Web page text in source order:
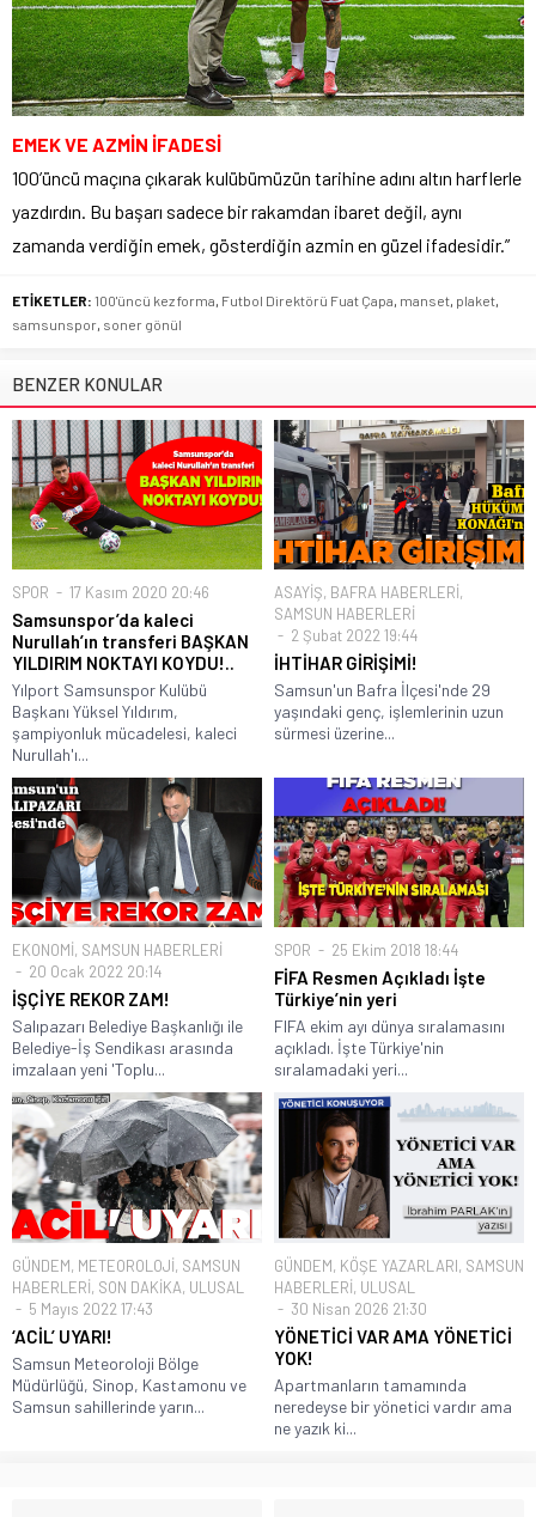
EMEK VE AZMİN İFADESİ
100’üncü maçına çıkarak kulübümüzün tarihine adını altın harflerle
yazdırdın. Bu başarı sadece bir rakamdan ibaret değil, aynı
zamanda verdiğin emek, gösterdiğin azmin en güzel ifadesidir.”
ETİKETLER: 100'üncü kez forma Futbol Direktörü Fuat Çapa manset plaket
samsunspor soner gönül
BENZER KONULAR
SPOR 17 Kasım 2020 20:46
Samsunspor’da kaleci
Nurullah’ın transferi BAŞKAN
YILDIRIM NOKTAYI KOYDU!..
Yılport Samsunspor Kulübü
Başkanı Yüksel Yıldırım,
şampiyonluk mücadelesi, kaleci
Nurullah'ı...
ASAYİŞ, BAFRA HABERLERİ,
SAMSUN HABERLERİ
2 Şubat 2022 19:44
İHTİHAR GİRİŞİMİ!
Samsun'un Bafra İlçesi'nde 29
yaşındaki genç, işlemlerinin uzun
sürmesi üzerine...
EKONOMİ, SAMSUN HABERLERİ
20 Ocak 2022 20:14
İŞÇİYE REKOR ZAM!
Salıpazarı Belediye Başkanlığı ile
Belediye-İş Sendikası arasında
imzalaan yeni 'Toplu...
SPOR 25 Ekim 2018 18:44
FİFA Resmen Açıkladı İşte
Türkiye’nin yeri
FIFA ekim ayı dünya sıralamasını
açıkladı. İşte Türkiye'nin
sıralamadaki yeri...
GÜNDEM, METEOROLOJİ, SAMSUN
HABERLERİ, SON DAKİKA, ULUSAL
5 Mayıs 2022 17:43
‘ACİL’ UYARI!
Samsun Meteoroloji Bölge
Müdürlüğü, Sinop, Kastamonu ve
Samsun sahillerinde yarın...
GÜNDEM, KÖŞE YAZARLARI, SAMSUN
HABERLERİ, ULUSAL
30 Nisan 2026 21:30
YÖNETİCİ VAR AMA YÖNETİCİ
YOK!
Apartmanların tamamında
neredeyse bir yönetici vardır ama
ne yazık ki...